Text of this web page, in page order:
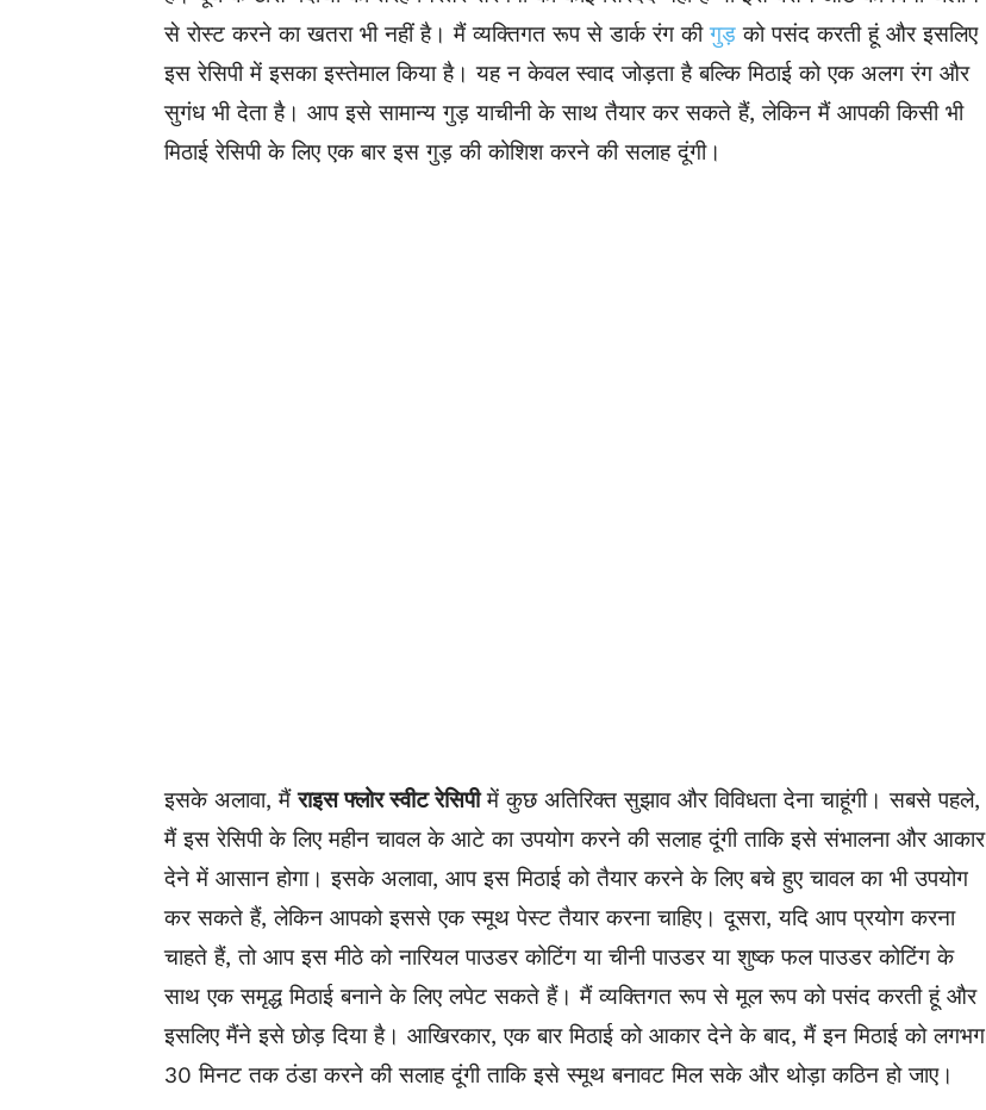
से रोस्ट करने का खतरा भी नहीं है। मैं व्यक्तिगत रूप से डार्क रंग कीगुड़ को पसंद करती हूं और इसलिए
इस रेसिपी में इसका इस्तेमाल किया है। यह न केवल स्वाद जोड़ता है बल्कि मिठाई को एक अलग रंग और
सुगंध भी देता है। आप इसे सामान्य गुड़ याचीनी के साथ तैयार कर सकते हैं, लेकिन मैं आपकी किसी भी
मिठाई रेसिपी के लिए एक बार इस गुड़ की कोशिश करने की सलाह दूंगी।
इसके अलावा, मैंराइस फ्लोर स्वीट रेसिपीमें कुछ अतिरिक्त सुझाव और विविधता देना चाहूंगी। सबसे पहले,
मैं इस रेसिपी के लिए महीन चावल के आटे का उपयोग करने की सलाह दूंगी ताकि इसे संभालना और आकार
देने में आसान होगा। इसके अलावा, आप इस मिठाई को तैयार करने के लिए बचे हुए चावल का भी उपयोग
कर सकते हैं, लेकिन आपको इससे एक स्मूथ पेस्ट तैयार करना चाहिए। दूसरा, यदि आप प्रयोग करना
चाहते हैं, तो आप इस मीठे को नारियल पाउडर कोटिंग या चीनी पाउडर या शुष्क फल पाउडर कोटिंग के
साथ एक समृद्ध मिठाई बनाने के लिए लपेट सकते हैं। मैं व्यक्तिगत रूप से मूल रूप को पसंद करती हूं और
इसलिए मैंने इसे छोड़ दिया है। आखिरकार, एक बार मिठाई को आकार देने के बाद, मैं इन मिठाई को लगभग
30 मिनट तक ठंडा करने की सलाह दूंगी ताकि इसे स्मूथ बनावट मिल सके और थोड़ा कठिन हो जाए।